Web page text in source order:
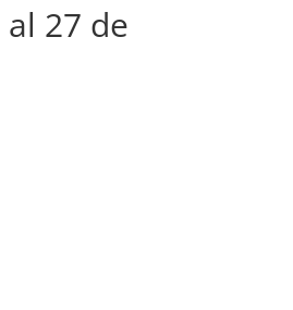
27 de